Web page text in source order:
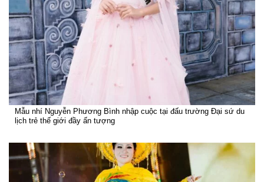
Mẫu nhí Nguyễn Phương Bình nhập cuộc tại đấu trường Đại sứ du
lịch trẻ thế giới đầy ấn tượng